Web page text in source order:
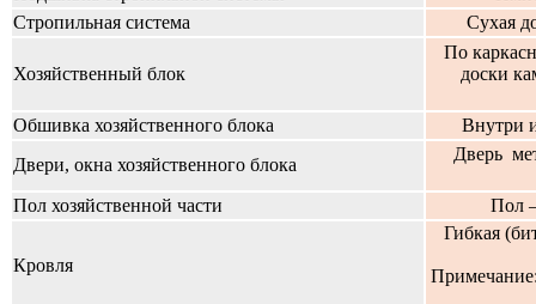
Стропильная система
Сухая
Хозяйственный блок
По
доски
Обшивка хозяйственного блока
Внутри
Двери, окна хозяйственного блока
Дверь
Пол хозяйственной части Пол
Кровля
Гибкая